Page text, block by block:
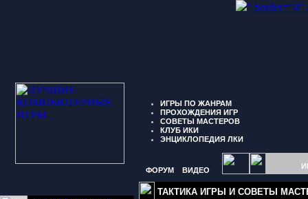
" border="0"
ИГРЫ ПО ЖАНРАМ
ПРОХОЖДЕНИЯ ИГР
СОВЕТЫ МАСТЕРОВ
КЛУБ ИКИ
ЭНЦИКЛОПЕДИЯ ЛКИ
ФОРУМ ВИДЕО
ТАКТИКА ИГРЫ И СОВЕТЫ